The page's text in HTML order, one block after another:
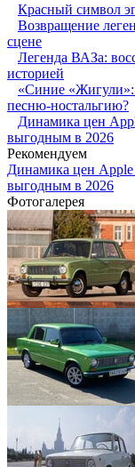
Красный символ
Возвращение
сцене
Легенда ВАЗа:
историей
«Синие «Жигули»:
песню-ностальгию?
Динамика цен
выгодным в 2026
Рекомендуем
Динамика цен Apple
выгодным в 2026
Фотогалерея